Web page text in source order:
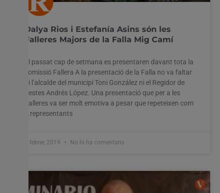
Dalya Rios i Estefanía Asins són les
Falleres Majors de la Falla Mig Camí
El passat cap de setmana es presentaren davant tota la
comissió Fallera A la presentació de la Falla no va faltar
ni l’alcalde del municipi Toni González ni el Regidor de
Festes Andrés López. Una presentació que per a les
Falleres va ser molt emotiva a pesar que repeteixen com
a representants
4 febrer, 2019 No hi ha comentaris